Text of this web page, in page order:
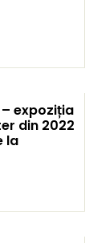
expoziția
din 2022
la